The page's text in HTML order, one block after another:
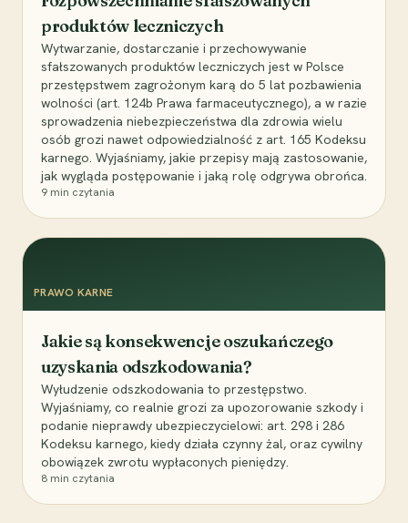
produktów leczniczych
Wytwarzanie, dostarczanie i przechowywanie
sfałszowanych produktów leczniczych jest w Polsce
przestępstwem zagrożonym karą do 5 lat pozbawienia
wolności (art. 124b Prawa farmaceutycznego), a w razie
sprowadzenia niebezpieczeństwa dla zdrowia wielu
osób grozi nawet odpowiedzialność z art. 165 Kodeksu
karnego. Wyjaśniamy, jakie przepisy mają zastosowanie,
jak wygląda postępowanie i jaką rolę odgrywa obrońca.
9 min czytania
PRAWO KARNE
Jakie są konsekwencje oszukańczego
uzyskania odszkodowania?
Wyłudzenie odszkodowania to przestępstwo.
Wyjaśniamy, co realnie grozi za upozorowanie szkody i
podanie nieprawdy ubezpieczycielowi: art. 298 i 286
Kodeksu karnego, kiedy działa czynny żal, oraz cywilny
obowiązek zwrotu wypłaconych pieniędzy.
8 min czytania